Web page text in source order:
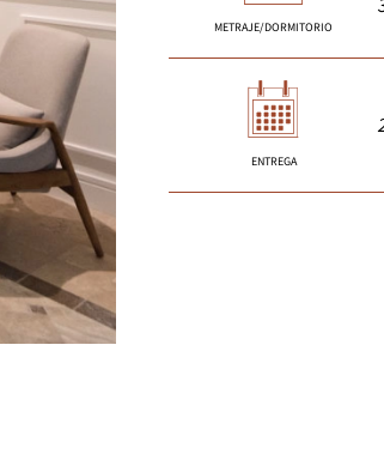
METRAJE/DORMITORIO
ENTREGA